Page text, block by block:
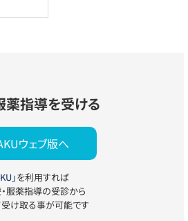
薬指導を受ける
ウェブ版へ
」を利用すれば
服薬指導の受診から
け取る事が可能です